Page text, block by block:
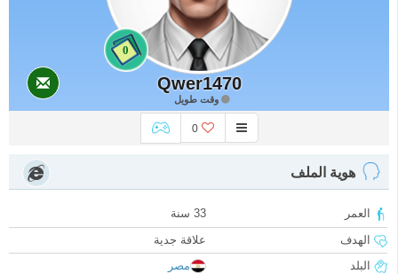
0
Qwer1470
وقت طويل
0
هوية الملف
العمر
33 سنة
الهدف
علاقة جدية
البلد
مصر